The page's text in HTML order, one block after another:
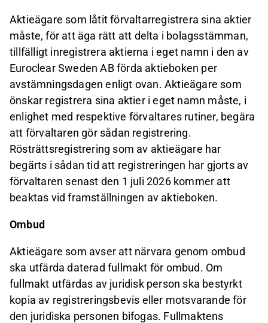
Aktieägare som låtit förvaltarregistrera sina aktier
måste, för att äga rätt att delta i bolagsstämman,
tillfälligt inregistrera aktierna i eget namn i den av
Euroclear Sweden AB förda aktieboken per
avstämningsdagen enligt ovan. Aktieägare som
önskar registrera sina aktier i eget namn måste, i
enlighet med respektive förvaltares rutiner, begära
att förvaltaren gör sådan registrering.
Rösträttsregistrering som av aktieägare har
begärts i sådan tid att registreringen har gjorts av
förvaltaren senast den 1 juli 2026 kommer att
beaktas vid framställningen av aktieboken.
Ombud
Aktieägare som avser att närvara genom ombud
ska utfärda daterad fullmakt för ombud. Om
fullmakt utfärdas av juridisk person ska bestyrkt
kopia av registreringsbevis eller motsvarande för
den juridiska personen bifogas. Fullmaktens